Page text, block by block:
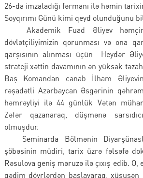
26-da imzaladığı fərmanı ilə həmin
Soyqırımı Günü kimi qeyd olunduğunu
Akademik Fuad Əliyev
dövlətçiliyimizin qorunması və ona
qarşısının alınması üçün Heydər
strateji xəttin davamının ən yüksək
Baş Komandan cənab İlham
rəşadətli Azərbaycan Əsgərinin
həmrəyliyi ilə 44 günlük Vətən
Zəfər qazanaraq, düşmənə
olmuşdur.
Seminarda Bölmənin
şöbəsinin müdiri, tarix üzrə fəlsəfə
Rəsulova geniş məruzə ilə çıxış edib.
qədim dövrlərdən başlayaraq,